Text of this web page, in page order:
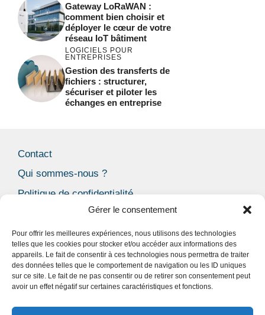
Gérer le consentement
Pour offrir les meilleures expériences, nous utilisons des technologies
telles que les cookies pour stocker et/ou accéder aux informations des
appareils. Le fait de consentir à ces technologies nous permettra de traiter
des données telles que le comportement de navigation ou les ID uniques
sur ce site. Le fait de ne pas consentir ou de retirer son consentement peut
avoir un effet négatif sur certaines caractéristiques et fonctions.
Gateway LoRaWAN :
comment bien choisir et
déployer le cœur de votre
réseau IoT bâtiment
LOGICIELS POUR
ENTREPRISES
Gestion des transferts de
fichiers : structurer,
sécuriser et piloter les
échanges en entreprise
Contact
Qui sommes-nous ?
Politique de confidentialité
Mentions Légales
CGU
Politique de cookies (UE)
Blog